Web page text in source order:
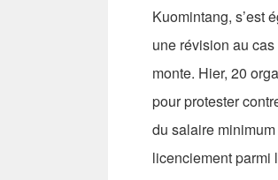
Kuomintang, s’est
une révision au
monte. Hier, 20
pour protester
du salaire
licenciement parmi